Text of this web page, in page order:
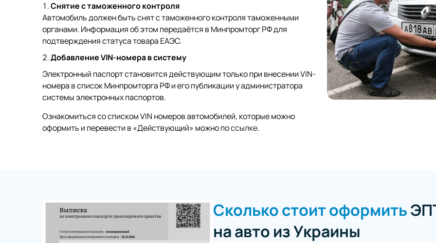
Снятие с таможенного контроля
Автомобиль должен быть снят с таможенного контроля таможенными
органами. Информация об этом передаётся в Минпромторг РФ для
подтверждения статуса товара ЕАЭС.
Добавление VIN-номера в систему
Электронный паспорт становится действующим только при внесении VIN-
номера в список Минпромторга РФ и его публикации у администратора
системы электронных паспортов.
Ознакомиться со списком VIN номеров автомобилей, которые можно
оформить и перевести в «Действующий» можно поссылке.
Сколько стоит оформить
на авто из Украины